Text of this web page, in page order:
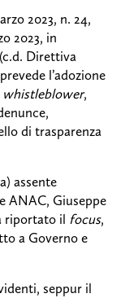
2023, n. 24,
2023, in
Direttiva
l’adozione
whistleblower,
di trasparenza
assente
ANAC, Giuseppe
riportato il focus,
a Governo e
seppur il